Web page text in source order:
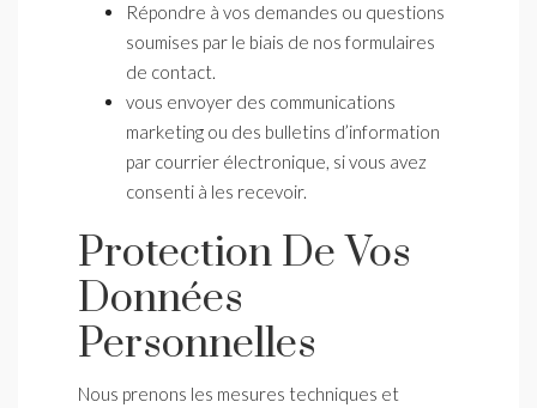
Répondre à vos demandes ou questions
soumises par le biais de nos formulaires
de contact.
vous envoyer des communications
marketing ou des bulletins d’information
par courrier électronique, si vous avez
consenti à les recevoir.
Protection De Vos
Données
Personnelles
Nous prenons les mesures techniques et